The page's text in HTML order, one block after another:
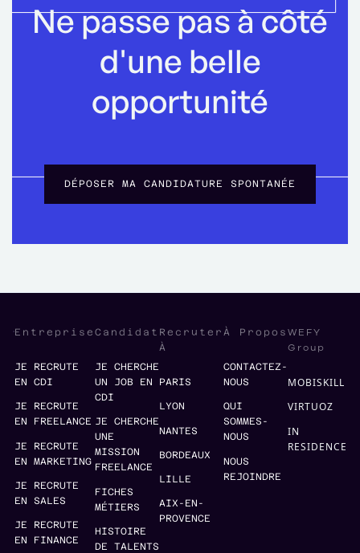
Ne passe pas à côté
d'une belle
opportunité
DÉPOSER MA CANDIDATURE SPONTANÉE
Entreprise
JE RECRUTE
EN CDI
JE RECRUTE
EN FREELANCE
JE RECRUTE
EN MARKETING
JE RECRUTE
EN SALES
JE RECRUTE
EN FINANCE
Candidat
JE CHERCHE
UN JOB EN
CDI
JE CHERCHE
UNE
MISSION
FREELANCE
FICHES
MÉTIERS
HISTOIRE
DE TALENTS
Recruter
À
PARIS
LYON
NANTES
BORDEAUX
LILLE
AIX-EN-
PROVENCE
À Propos
CONTACTEZ-
NOUS
QUI
SOMMES-
NOUS
NOUS
REJOINDRE
WEFY
Group
MOBISKILL
VIRTUOZ
IN
RESIDENCE